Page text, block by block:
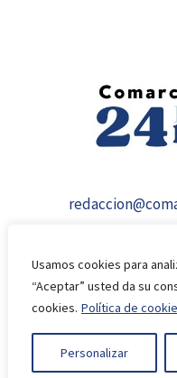
Usamos cookies para
“Aceptar” usted da su
cookies. Política de
Personalizar
© 2026